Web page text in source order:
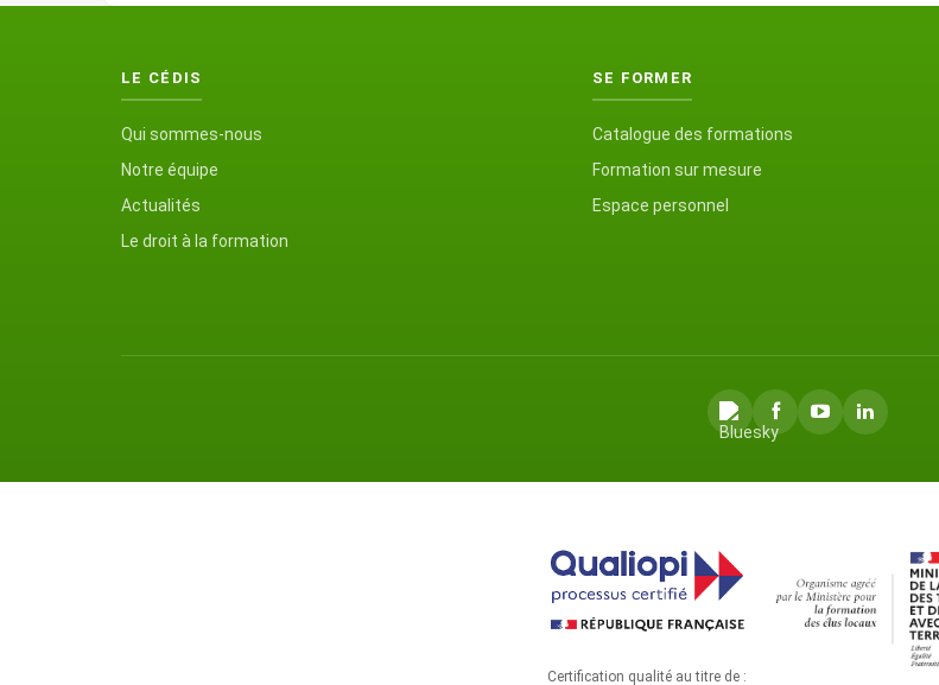
LE CÉDIS
Qui sommes-nous
Notre équipe
Actualités
Le droit à la formation
SE FORMER
Catalogue des formations
Formation sur mesure
Espace personnel
Certification qualité au titre de :